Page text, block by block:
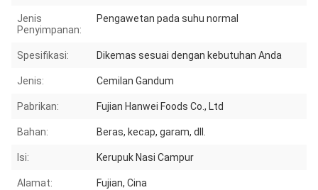
Jenis
Penyimpanan:
Pengawetan pada suhu normal
Spesifikasi: Dikemas sesuai dengan kebutuhan Anda
Jenis: Cemilan Gandum
Pabrikan: Fujian Hanwei Foods Co., Ltd
Bahan: Beras, kecap, garam, dll.
Isi: Kerupuk Nasi Campur
Alamat: Fujian, Cina